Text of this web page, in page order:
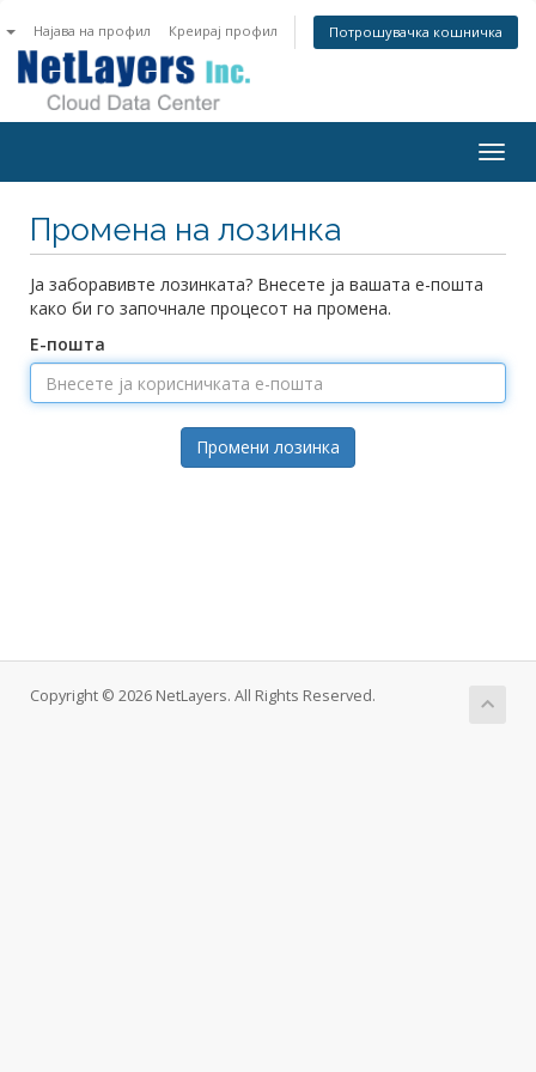
Најава на профил Креирај профил Потрошувачка кошничка
Промена на лозинка
Ја заборавивте лозинката? Внесете ја вашата е-пошта
како би го започнале процесот на промена.
Е-пошта
Промени лозинка
Copyright © 2026 NetLayers. All Rights Reserved.